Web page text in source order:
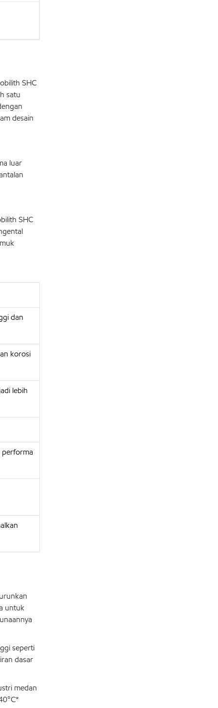
SHC
satu
desain
luar
SHC
dan
korosi
lebih
performa
untuk
seperti
dasar
medan